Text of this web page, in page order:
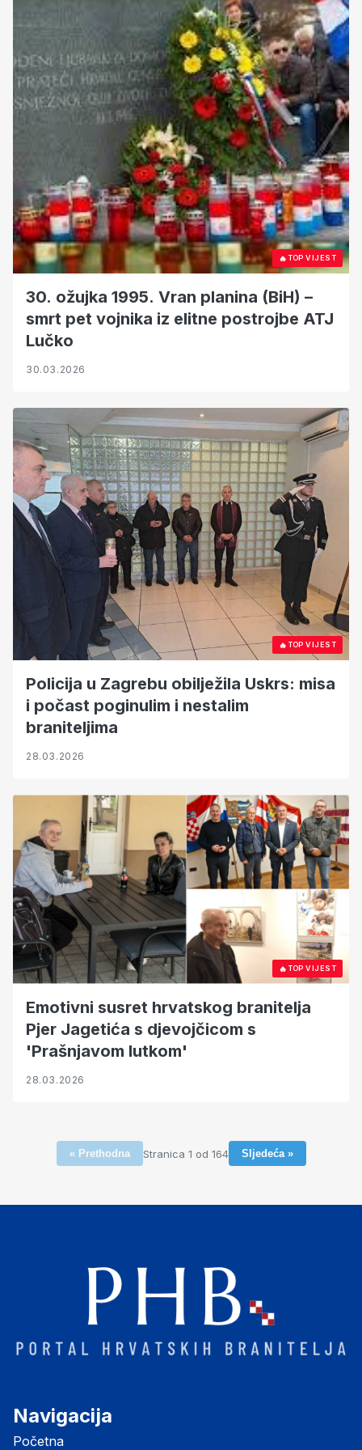
🔥TOP VIJEST
30. ožujka 1995. Vran planina (BiH) –
smrt pet vojnika iz elitne postrojbe ATJ
Lučko
30.03.2026
🔥TOP VIJEST
Policija u Zagrebu obilježila Uskrs: misa
i počast poginulim i nestalim
braniteljima
28.03.2026
🔥TOP VIJEST
Emotivni susret hrvatskog branitelja
Pjer Jagetića s djevojčicom s
'Prašnjavom lutkom'
28.03.2026
« Prethodna Stranica 1 od 164 Sljedeća »
Navigacija
Početna